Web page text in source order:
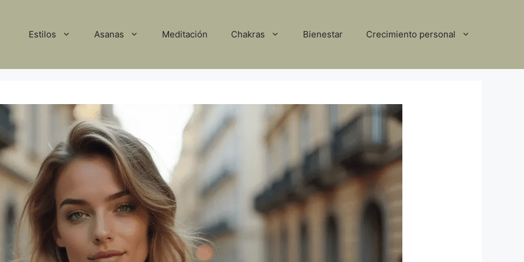
Estilos Asanas Meditación Chakras Bienestar Crecimiento personal